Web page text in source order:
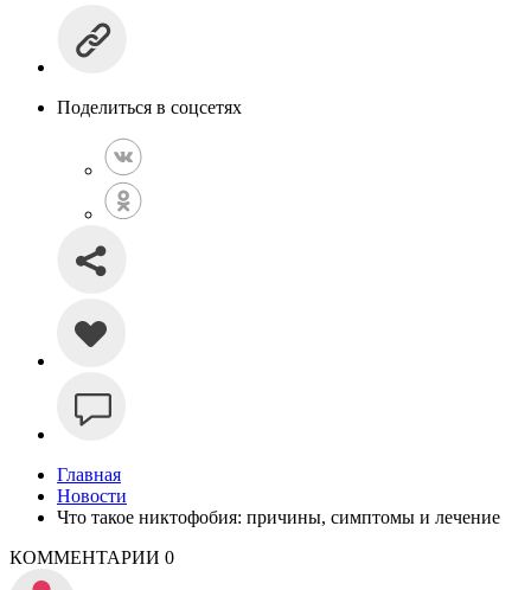
Поделиться в соцсетях
Главная
Новости
Что такое никтофобия: причины, симптомы и лечение
КОММЕНТАРИИ 0